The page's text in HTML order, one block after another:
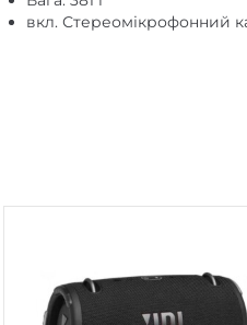
вкл. Стереомікрофонний